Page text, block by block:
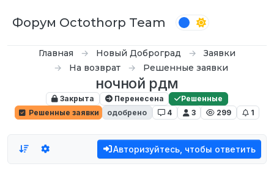
Форум Octothorp Team
Главная Новый Доброград
Заявки
На возврат
Решенные заявки
ночной рдм
Закрыта Перенесена
Решенные
Решенные заявки
одобрено 4 3 299 1
Авторизуйтесь, чтобы ответить